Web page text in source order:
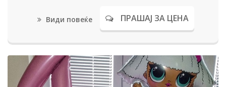
Види повеќе ПРАШАЈ ЗА ЦЕНА